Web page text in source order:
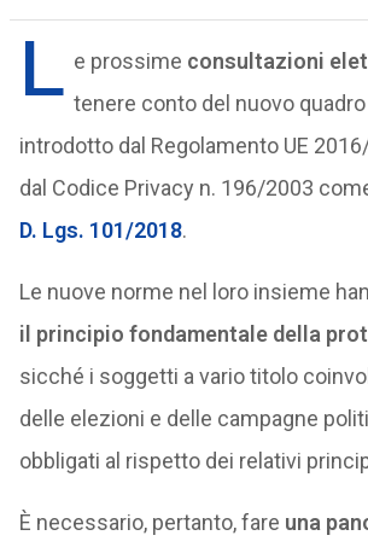
L e prossime consultazioni
tenere conto del nuovo
introdotto dal Regolamento UE
dal Codice Privacy n. 196/2003
D. Lgs. 101/2018.
Le nuove norme nel loro insieme
il principio fondamentale della
sicché i soggetti a vario titolo
delle elezioni e delle campagne
obbligati al rispetto dei relativi
È necessario, pertanto, fare una